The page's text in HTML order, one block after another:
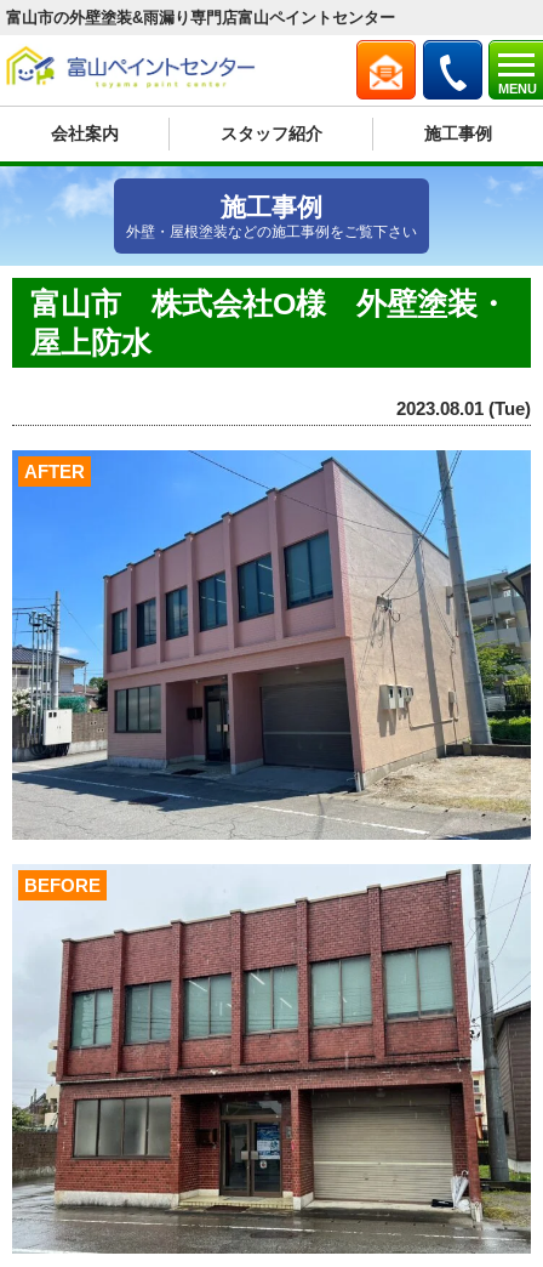
MENU
富山市の外壁塗装&雨漏り専門店富山ペイントセンター
会社案内 スタッフ紹介 施工事例
施工事例
外壁・屋根塗装などの施工事例をご覧下さい
富山市 株式会社O様 外壁塗装・
屋上防水
2023.08.01 (Tue)
AFTER
BEFORE